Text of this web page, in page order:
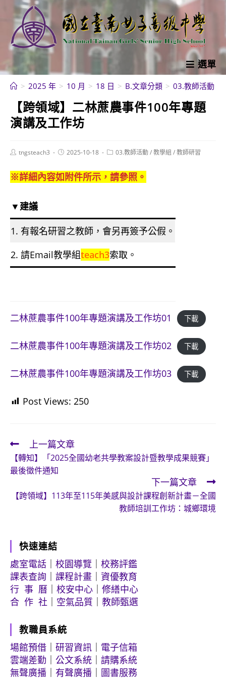
內
選單
> 2025 年 > 10 月 > 18 日 > B.文章分類 > 03.教師活動
【跨領域】二林蔗農事件100年專題
演講及工作坊
Posttngsteach3
Post2025-10-18
Post03.教師活動/教學組 /教師研習
※詳細內容如附件所示，請參照。
▼建議
1. 有報名研習之教師，會另再簽予公假。
2. 請Email教學組teach3索取。
二林蔗農事件100年專題演講及工作坊01 下載
二林蔗農事件100年專題演講及工作坊02 下載
二林蔗農事件100年專題演講及工作坊03 下載
Post Views: 250
Read
more
articles
上一篇文章
【轉知】「2025全國幼老共學教案設計暨教學成果競賽」
最後徵件通知
下一篇文章
【跨領域】113年至115年美感與設計課程創新計畫－全國
教師培訓工作坊：城鄉環境
快速連結
處室電話
校園導覽
校務評鑑
課表查詢
課程計畫
資優教育
行 事 曆
校安中心
修繕中心
合 作 社
空氣品質 教師甄選
教職員系統
場館預借
研習資訊
電子信箱
雲端差勤
公文系統
請購系統
無聲廣播
有聲廣播 圖書服務